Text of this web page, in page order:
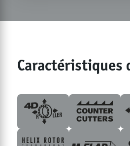
Caractéristiques